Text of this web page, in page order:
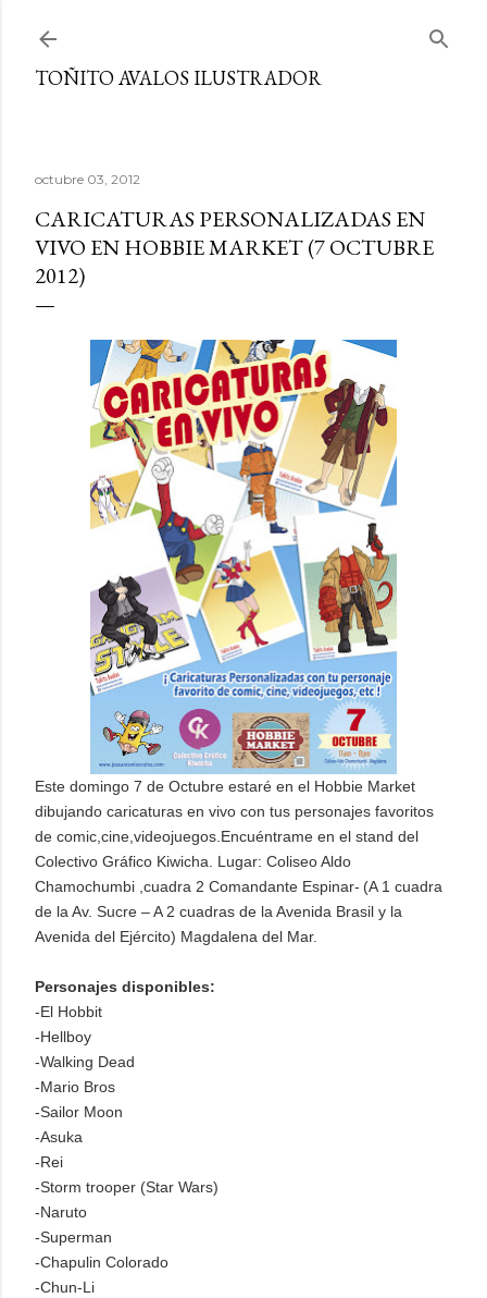
TOÑITO AVALOS ILUSTRADOR
octubre 03, 2012
CARICATURAS PERSONALIZADAS EN
VIVO EN HOBBIE MARKET (7 OCTUBRE
2012)
Este domingo 7 de Octubre estaré en el Hobbie Market
dibujando caricaturas en vivo con tus personajes favoritos
de comic,cine,videojuegos.Encuéntrame en el stand del
Colectivo Gráfico Kiwicha. Lugar: Coliseo Aldo
Chamochumbi ,cuadra 2 Comandante Espinar- (A 1 cuadra
de la Av. Sucre – A 2 cuadras de la Avenida Brasil y la
Avenida del Ejército) Magdalena del Mar.
Personajes disponibles:
-El Hobbit
-Hellboy
-Walking Dead
-Mario Bros
-Sailor Moon
-Asuka
-Rei
-Storm trooper (Star Wars)
-Naruto
-Superman
-Chapulin Colorado
-Chun-Li